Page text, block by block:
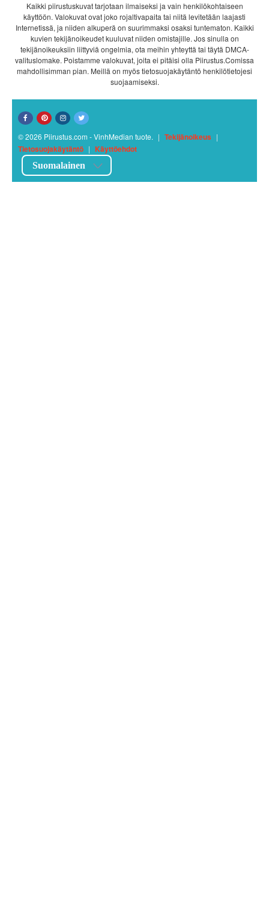
Kaikki piirustuskuvat tarjotaan ilmaiseksi ja vain henkilökohtaiseen
käyttöön. Valokuvat ovat joko rojaltivapaita tai niitä levitetään laajasti
Internetissä, ja niiden alkuperä on suurimmaksi osaksi tuntematon. Kaikki
kuvien tekijänoikeudet kuuluvat niiden omistajille. Jos sinulla on
tekijänoikeuksiin liittyviä ongelmia, ota meihin yhteyttä tai täytä DMCA-
valituslomake. Poistamme valokuvat, joita ei pitäisi olla Piirustus.Comissa
mahdollisimman pian. Meillä on myös tietosuojakäytäntö henkilötietojesi
suojaamiseksi.
© 2026 Piirustus.com - VinhMedian tuote. | Tekijänoikeus |
Tietosuojakäytäntö | Käyttöehdot
Suomalainen